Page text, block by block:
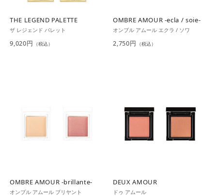
THE LEGEND PALETTE
ザ レジェンド パレット
9,020円 （税込）
OMBRE AMOUR -ecla / soie-
オンブル アムール エクラ / ソワ
2,750円 （税込）
OMBRE AMOUR -brillante-
オンブル アムール ブリヤント
DEUX AMOUR
ドゥ アムール